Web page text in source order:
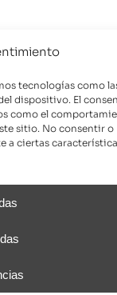
tecnologías como
dispositivo. El
como el
sitio. No consentir o
a ciertas